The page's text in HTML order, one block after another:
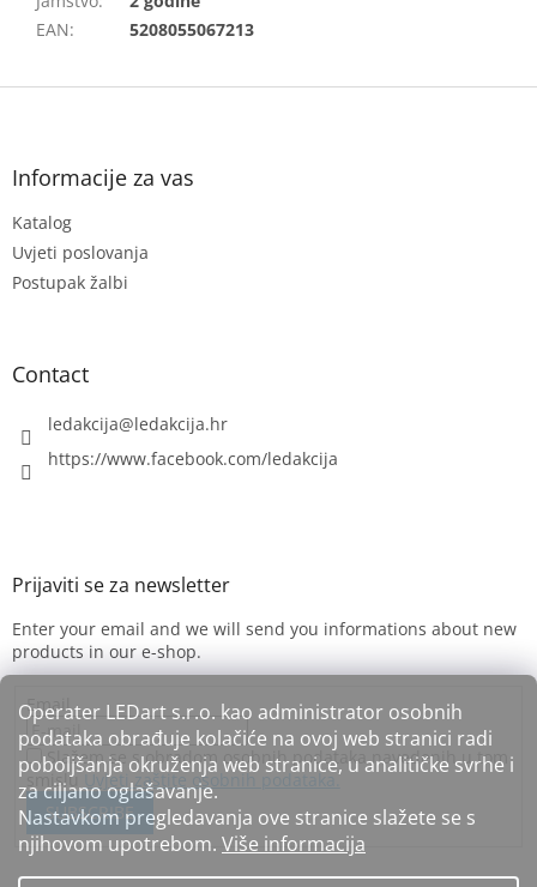
Operater LEDart s.r.o. kao administrator osobnih
podataka obrađuje kolačiće na ovoj web stranici radi
poboljšanja okruženja web stranice, u analitičke svrhe i
za ciljano oglašavanje.
Nastavkom pregledavanja ove stranice slažete se s
njihovom upotrebom. Više informacija
EAN: 5208055067213
F
Informacije za vas
Katalog
Uvjeti poslovanja
Postupak žalbi
Contact
ledakcija@ledakcija.hr
https://www.facebook.com/ledakcija
Enter your email and we will send you informations about new
products in our e-shop.
Email
Slažem se s obradom osobnih podataka navedenih u tom
smisluUvjeti zaštite osobnih podataka.
SUBSCRIBE